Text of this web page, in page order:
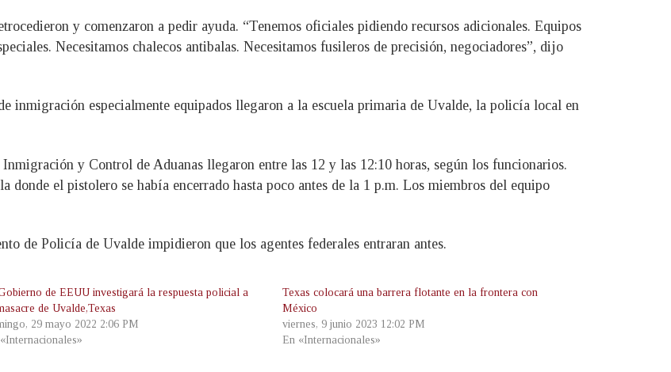
y comenzaron a pedir ayuda. “Tenemos oficiales pidiendo recursos adicionales. Equipos
Necesitamos chalecos antibalas. Necesitamos fusileros de precisión, negociadores”, dijo
inmigración especialmente equipados llegaron a la escuela primaria de Uvalde, la policía local en
y Control de Aduanas llegaron entre las 12 y las 12:10 horas, según los funcionarios.
donde el pistolero se había encerrado hasta poco antes de la 1 p.m. Los miembros del equipo
de Policía de Uvalde impidieron que los agentes federales entraran antes.
de EEUU investigará la respuesta policial a
de Uvalde,Texas
29 mayo 2022 2:06 PM
Texas colocará una barrera flotante en la frontera con
México
viernes, 9 junio 2023 12:02 PM
En «Internacionales»